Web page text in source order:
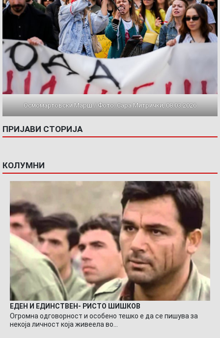
Осмомартовски Марш / Фото: Сара Митрички, 08.03.2026
ПРИЈАВИ СТОРИЈА
КОЛУМНИ
ЕДЕН И ЕДИНСТВЕН- РИСТО ШИШКОВ
Огромна одговорност и особено тешко е да се пишува за
некоја личност која живеела во…